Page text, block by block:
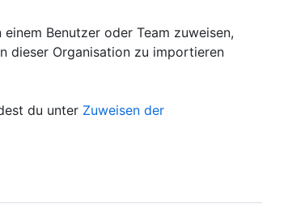
Benutzer oder Team zuweisen,
dieser Organisation zu importieren
du unter Zuweisen der